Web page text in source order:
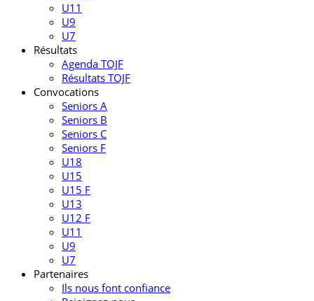
U11
U9
U7
Résultats
Agenda TOJF
Résultats TOJF
Convocations
Seniors A
Seniors B
Seniors C
Seniors F
U18
U15
U15 F
U13
U12 F
U11
U9
U7
Partenaires
Ils nous font confiance